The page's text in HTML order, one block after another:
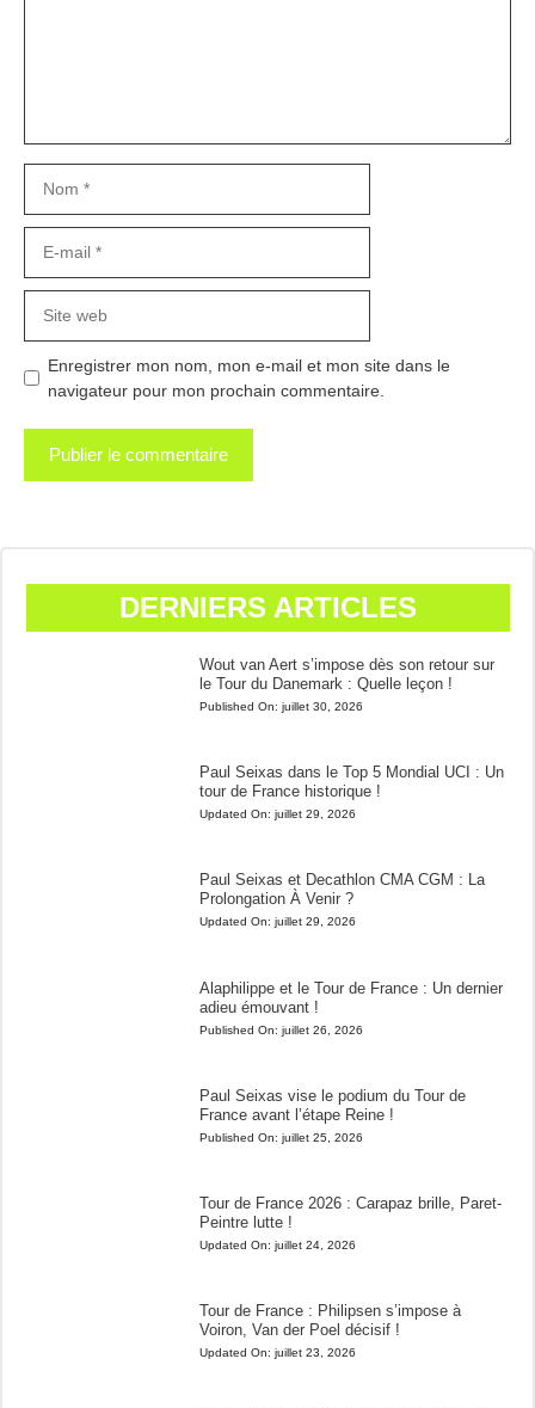
mail
web
Enregistrer mon nom, mon e-mail et mon site dans le
navigateur pour mon prochain commentaire.
DERNIERS ARTICLES
Wout van Aert s’impose dès son retour sur
le Tour du Danemark : Quelle leçon !
Published On: juillet 30, 2026
Paul Seixas dans le Top 5 Mondial UCI : Un
tour de France historique !
Updated On: juillet 29, 2026
Paul Seixas et Decathlon CMA CGM : La
Prolongation À Venir ?
Updated On: juillet 29, 2026
Alaphilippe et le Tour de France : Un dernier
adieu émouvant !
Published On: juillet 26, 2026
Paul Seixas vise le podium du Tour de
France avant l’étape Reine !
Published On: juillet 25, 2026
Tour de France 2026 : Carapaz brille, Paret-
Peintre lutte !
Updated On: juillet 24, 2026
Tour de France : Philipsen s’impose à
Voiron, Van der Poel décisif !
Updated On: juillet 23, 2026